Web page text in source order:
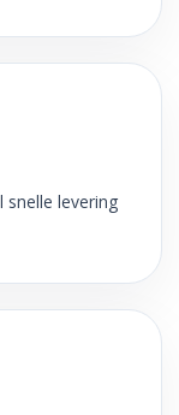
snelle levering